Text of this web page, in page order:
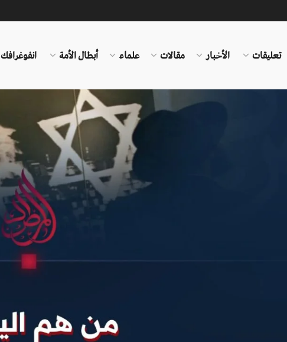
تعليقات الأخبار مقالات علماء أبطال الأمة انفوغرافك